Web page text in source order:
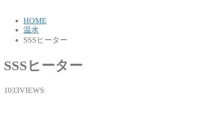
HOME
温水
SSSヒーター
SSSヒーター
1033VIEWS